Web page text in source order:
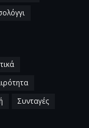
Συνταγές